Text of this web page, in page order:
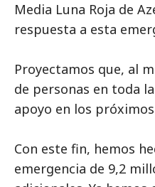
Media Luna Roja de
respuesta a esta
Proyectamos que, al
de personas en toda
apoyo en los
Con este fin, hemos
emergencia de 9,2